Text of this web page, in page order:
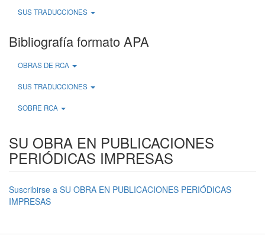
SUS TRADUCCIONES
Bibliografía formato APA
OBRAS DE RCA
SUS TRADUCCIONES
SOBRE RCA
SU OBRA EN PUBLICACIONES
PERIÓDICAS IMPRESAS
Suscribirse a SU OBRA EN PUBLICACIONES PERIÓDICAS
IMPRESAS